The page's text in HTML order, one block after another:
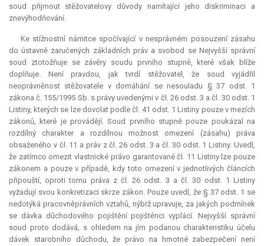
soud přijmout stěžovatelovy důvody namítající jeho diskriminaci a
znevýhodňování.
Ke stížnostní námitce spočívající v nesprávném posouzení zásahu
do ústavně zaručených základních práv a svobod se Nejvyšší správní
soud ztotožňuje se závěry soudu prvního stupně, které však blíže
doplňuje. Není pravdou, jak tvrdí stěžovatel, že soud vyjádřil
neoprávněnost stěžovatele v domáhání se nesouladu § 37 odst. 1
zákona č. 155/1995 Sb. s právy uvedenými v čl. 26 odst. 3 a čl. 30 odst. 1
Listiny, kterých se lze dovolat podle čl. 41 odst. 1 Listiny pouze v mezích
zákonů, které je provádějí. Soud prvního stupně pouze poukázal na
rozdílný charakter a rozdílnou možnost omezení (zásahu) práva
obsaženého v čl. 11 a práv z čl. 26 odst. 3 a čl. 30 odst. 1 Listiny. Uvedl,
že zatímco omezit vlastnické právo garantované čl. 11 Listiny lze pouze
zákonem a pouze v případě, kdy toto omezení v jednotlivých článcích
připouští, oproti tomu práva z čl. 26 odst. 3 a čl. 30 odst. 1 Listiny
vyžadují svou konkretizaci skrze zákon. Pouze uvedl, že § 37 odst. 1 se
nedotýká pracovněprávních vztahů, nýbrž upravuje, za jakých podmínek
se dávka důchodového pojištění pojištěnci vyplácí. Nejvyšší správní
soud proto dodává, s ohledem na jím podanou charakteristiku účelu
dávek starobního důchodu, že právo na hmotné zabezpečení není